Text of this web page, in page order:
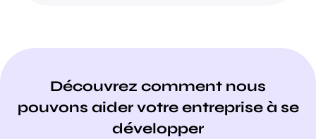
Découvrez comment nous
pouvons aider votre entreprise à se
développer